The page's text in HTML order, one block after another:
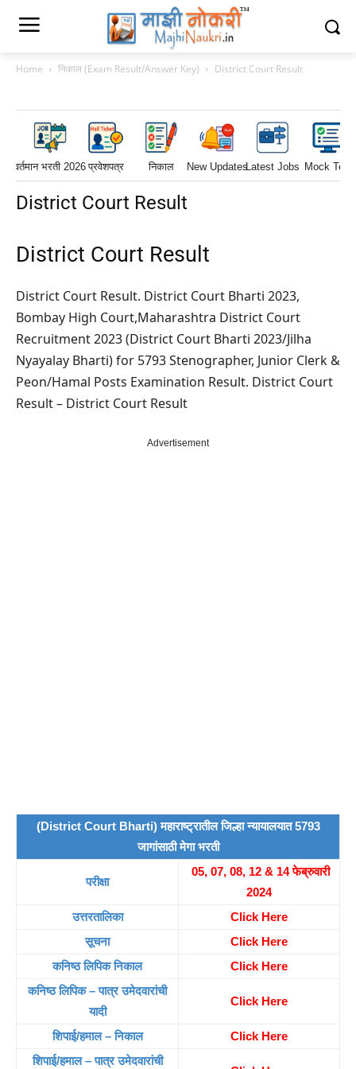
Home निकाल (Exam Result/Answer Key) District Court Result
वर्तमान भरती 2026प्रवेशपत्र निकाल New UpdatesLatest Jobs Mock Test
District Court Result
District Court Result
District Court Result. District Court Bharti 2023,
Bombay High Court,Maharashtra District Court
Recruitment 2023 (District Court Bharti 2023/Jilha
Nyayalay Bharti) for 5793 Stenographer, Junior Clerk &
Peon/Hamal Posts Examination Result. District Court
Result – District Court Result
Advertisement
(District Court Bharti) महाराष्ट्रातील जिल्हा न्यायालयात 5793
जागांसाठी मेगा भरती
परीक्षा
05, 07, 08, 12 & 14 फेब्रुवारी
2024
उत्तरतालिका
Click Here
सूचना
Click Here
कनिष्ठ लिपिक निकाल
Click Here
कनिष्ठ लिपिक – पात्र उमेदवारांची
यादी
Click Here
शिपाई/हमाल – निकाल
Click Here
शिपाई/हमाल – पात्र उमेदवारांची